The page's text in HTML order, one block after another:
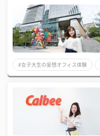
#女子大生の妄想オフィス体験